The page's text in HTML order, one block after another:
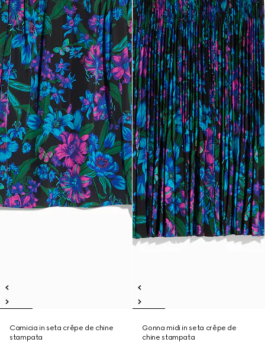
Camicia in seta crêpe de chine
stampata
Gonna midi in seta crêpe de
chine stampata